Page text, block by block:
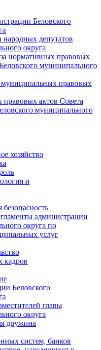
Беловского
депутатов
округа
нормативных правовых
муниципального
правовых
актов Совета
муниципального
хозяйство
и
безопасность
администрации
округа по
услуг
кадров
Беловского
главы
округа
дружина
систем, банков